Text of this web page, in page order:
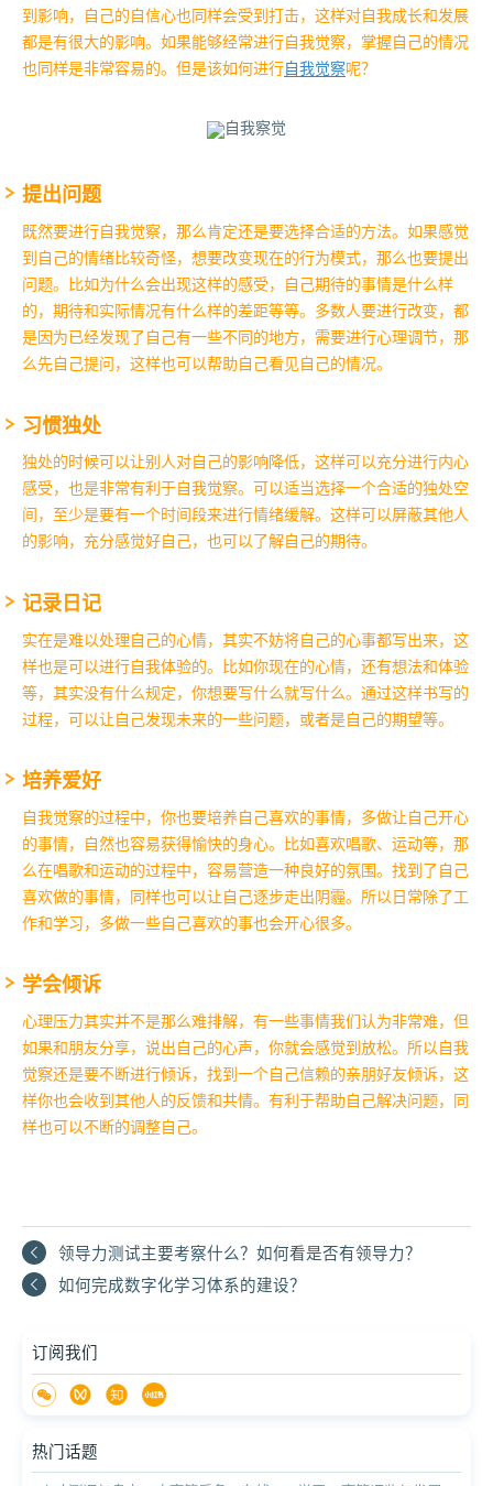
到影响，自己的自信心也同样会受到打击，这样对自我成长和发展
都是有很大的影响。如果能够经常进行自我觉察，掌握自己的情况
也同样是非常容易的。但是该如何进行 自我觉察呢？
提出问题
既然要进行自我觉察，那么肯定还是要选择合适的方法。如果感觉
到自己的情绪比较奇怪，想要改变现在的行为模式，那么也要提出
问题。比如为什么会出现这样的感受，自己期待的事情是什么样
的，期待和实际情况有什么样的差距等等。多数人要进行改变，都
是因为已经发现了自己有一些不同的地方，需要进行心理调节，那
么先自己提问，这样也可以帮助自己看见自己的情况。
习惯独处
独处的时候可以让别人对自己的影响降低，这样可以充分进行内心
感受，也是非常有利于自我觉察。可以适当选择一个合适的独处空
间，至少是要有一个时间段来进行情绪缓解。这样可以屏蔽其他人
的影响，充分感觉好自己，也可以了解自己的期待。
记录日记
实在是难以处理自己的心情，其实不妨将自己的心事都写出来，这
样也是可以进行自我体验的。比如你现在的心情，还有想法和体验
等，其实没有什么规定，你想要写什么就写什么。通过这样书写的
过程，可以让自己发现未来的一些问题，或者是自己的期望等。
培养爱好
自我觉察的过程中，你也要培养自己喜欢的事情，多做让自己开心
的事情，自然也容易获得愉快的身心。比如喜欢唱歌、运动等，那
么在唱歌和运动的过程中，容易营造一种良好的氛围。找到了自己
喜欢做的事情，同样也可以让自己逐步走出阴霾。所以日常除了工
作和学习，多做一些自己喜欢的事也会开心很多。
学会倾诉
心理压力其实并不是那么难排解，有一些事情我们认为非常难，但
如果和朋友分享，说出自己的心声，你就会感觉到放松。所以自我
觉察还是要不断进行倾诉，找到一个自己信赖的亲朋好友倾诉，这
样你也会收到其他人的反馈和共情。有利于帮助自己解决问题，同
样也可以不断的调整自己。
领导力测试主要考察什么？如何看是否有领导力？
如何完成数字化学习体系的建设？
订阅我们
热门话题